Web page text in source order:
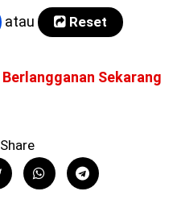
atau Reset
Berlangganan Sekarang
Share